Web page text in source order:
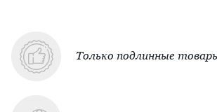
Только подлинные